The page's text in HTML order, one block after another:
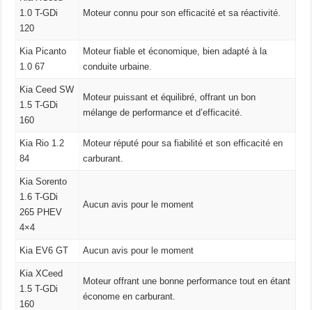
1.0 T-GDi
120
Moteur connu pour son efficacité et sa réactivité.
Kia Picanto
1.0 67
Moteur fiable et économique, bien adapté à la
conduite urbaine.
Kia Ceed SW
1.5 T-GDi
160
Moteur puissant et équilibré, offrant un bon
mélange de performance et d’efficacité.
Kia Rio 1.2
84
Moteur réputé pour sa fiabilité et son efficacité en
carburant.
Kia Sorento
1.6 T-GDi
265 PHEV
4×4
Aucun avis pour le moment
Kia EV6 GT Aucun avis pour le moment
Kia XCeed
1.5 T-GDi
160
Moteur offrant une bonne performance tout en étant
économe en carburant.